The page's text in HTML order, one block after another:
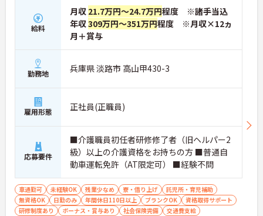
給料
月収 21.7万円～24.7万円程度 ※諸手当込
年収309万円～351万円程度 ※月収×12ヵ
月＋賞与
勤務地 兵庫県 淡路市 高山甲430-3
雇用形態 正社員(正職員)
応募要件
■介護職員初任者研修修了者（旧ヘルパー2
級）以上の介護資格をお持ちの方 ■普通自
動車運転免許（AT限定可） ■経験不問
車通勤可 未経験OK 残業少なめ 寮・借り上げ
託児所・育児補助
無資格OK
日勤のみ 年間休日110日以上 ブランクOK
資格取得サポート
研修制度あり
ボーナス・賞与あり 社会保険完備
交通費支給